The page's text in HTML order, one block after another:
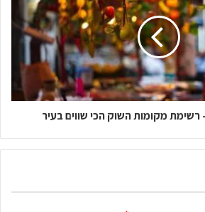
רשימת מקומות השוק הכי שווים בעיר